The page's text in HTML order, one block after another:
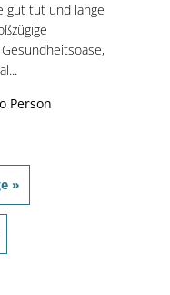
gut tut und lange
Person
»